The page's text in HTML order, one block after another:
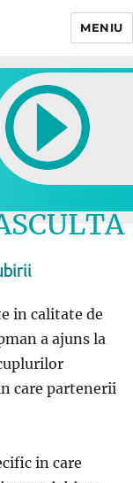
MENIU
in calitate de
a ajuns la
care partenerii
in care